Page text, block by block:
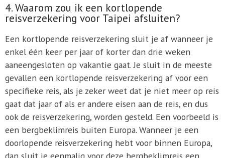
4. Waarom zou ik een kortlopende
reisverzekering voor Taipei afsluiten?
Een kortlopende reisverzekering sluit je af wanneer je
enkel één keer per jaar of korter dan drie weken
aaneengesloten op vakantie gaat. Je sluit in de meeste
gevallen een kortlopende reisverzekering af voor een
specifieke reis, als je zeker weet dat je niet meer op reis
gaat dat jaar of als er andere eisen aan de reis, en dus
ook de reisverzekering, worden gesteld. Een voorbeeld is
een bergbeklimreis buiten Europa. Wanneer je een
doorlopende reisverzekering hebt voor binnen Europa,
dan sluit je eenmalig voor deze bergbeklimreis een